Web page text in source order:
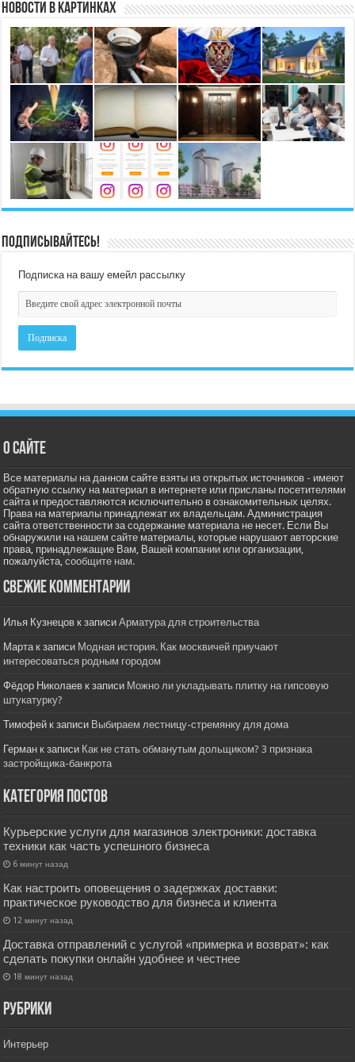
Новости в картинках
Подписывайтесь!
Подписка на вашу емейл рассылку
О сайте
Все материалы на данном сайте взяты из открытых источников - имеют
обратную ссылку на материал в интернете или присланы посетителями
сайта и предоставляются исключительно в ознакомительных целях.
Права на материалы принадлежат их владельцам. Администрация
сайта ответственности за содержание материала не несет. Если Вы
обнаружили на нашем сайте материалы, которые нарушают авторские
права, принадлежащие Вам, Вашей компании или организации,
пожалуйста,сообщите нам.
Свежие комментарии
Илья Кузнецов к записиАрматура для строительства
Марта к записи Модная история. Как москвичей приучают
интересоваться родным городом
Фёдор Николаев к записи Можно ли укладывать плитку на гипсовую
штукатурку?
Тимофей к записи Выбираем лестницу-стремянку для дома
Герман к записи Как не стать обманутым дольщиком? 3 признака
застройщика-банкрота
Категория постов
Курьерские услуги для магазинов электроники: доставка
техники как часть успешного бизнеса
6 минут назад
Как настроить оповещения о задержках доставки:
практическое руководство для бизнеса и клиента
12 минут назад
Доставка отправлений с услугой «примерка и возврат»: как
сделать покупки онлайн удобнее и честнее
18 минут назад
РУбрики
Интерьер